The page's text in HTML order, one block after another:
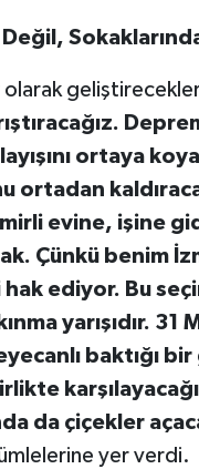
olarak
ortaya
ortadan
evine, işine
Çünkü benim
ediyor. Bu
yarışıdır.
baktığı
da çiçekler
yer verdi.